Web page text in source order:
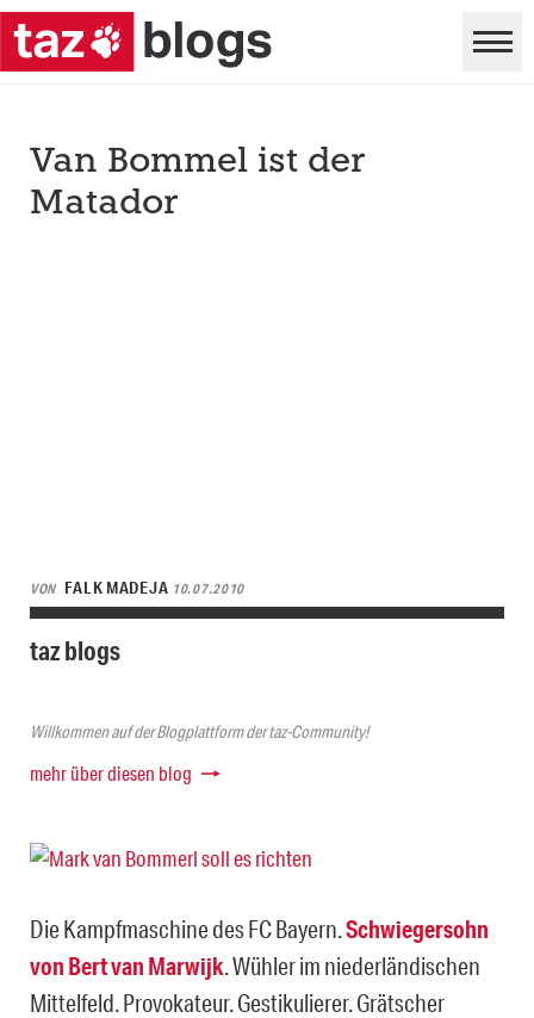
Van Bommel ist der
Matador
VON FALK MADEJA 10.07.2010
taz blogs
Willkommen auf der Blogplattform der taz-Community!
mehr über diesen blog
Die Kampfmaschine des FC Bayern.Schwiegersohn
von Bert van Marwijk. Wühler im niederländischen
Mittelfeld. Provokateur. Gestikulierer. Grätscher